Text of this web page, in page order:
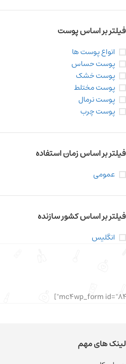
فیلتر بر اساس پوست
انواع پوست ها
پوست حساس
پوست خشک
پوست مختلط
پوست نرمال
پوست چرب
فیلتر بر اساس زمان استفاده
عمومی
فیلتر بر اساس کشور سازنده
انگلیس
لینک های مهم